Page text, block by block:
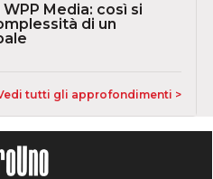
Media: così si
di un
tutti gli approfondimenti >